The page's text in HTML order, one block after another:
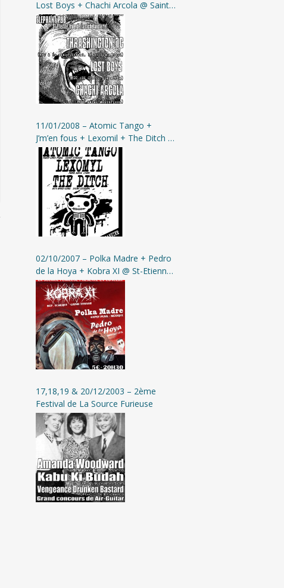
Lost Boys + Chachi Arcola @ Saint-
Etienne (Elephant Pub)
11/01/2008 – Atomic Tango +
J’m’en fous + Lexomil + The Ditch @
Moingt
02/10/2007 – Polka Madre + Pedro
de la Hoya + Kobra XI @ St-Etienne
(L’Assommoir)
17,18,19 & 20/12/2003 – 2ème
Festival de La Source Furieuse